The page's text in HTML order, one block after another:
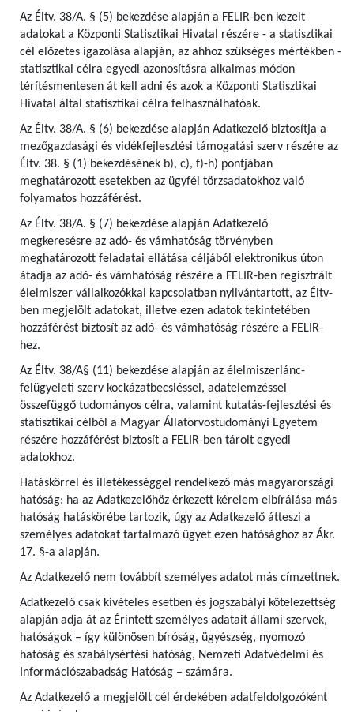
Az Éltv. 38/A. § (5) bekezdése alapján a FELIR-ben kezelt
adatokat a Központi Statisztikai Hivatal részére - a statisztikai
cél előzetes igazolása alapján, az ahhoz szükséges mértékben -
statisztikai célra egyedi azonosításra alkalmas módon
térítésmentesen át kell adni és azok a Központi Statisztikai
Hivatal által statisztikai célra felhasználhatóak.
Az Éltv. 38/A. § (6) bekezdése alapján Adatkezelő biztosítja a
mezőgazdasági és vidékfejlesztési támogatási szerv részére az
Éltv. 38. § (1) bekezdésének b), c), f)-h) pontjában
meghatározott esetekben az ügyfél törzsadatokhoz való
folyamatos hozzáférést.
Az Éltv. 38/A. § (7) bekezdése alapján Adatkezelő
megkeresésre az adó- és vámhatóság törvényben
meghatározott feladatai ellátása céljából elektronikus úton
átadja az adó- és vámhatóság részére a FELIR-ben regisztrált
élelmiszer vállalkozókkal kapcsolatban nyilvántartott, az Éltv-
ben megjelölt adatokat, illetve ezen adatok tekintetében
hozzáférést biztosít az adó- és vámhatóság részére a FELIR-
hez.
Az Éltv. 38/A§ (11) bekezdése alapján az élelmiszerlánc-
felügyeleti szerv kockázatbecsléssel, adatelemzéssel
összefüggő tudományos célra, valamint kutatás-fejlesztési és
statisztikai célból a Magyar Állatorvostudományi Egyetem
részére hozzáférést biztosít a FELIR-ben tárolt egyedi
adatokhoz.
Hatáskörrel és illetékességgel rendelkező más magyarországi
hatóság: ha az Adatkezelőhöz érkezett kérelem elbírálása más
hatóság hatáskörébe tartozik, úgy az Adatkezelő átteszi a
személyes adatokat tartalmazó ügyet ezen hatósághoz az Ákr.
17. §-a alapján.
Az Adatkezelő nem továbbít személyes adatot más címzettnek.
Adatkezelő csak kivételes esetben és jogszabályi kötelezettség
alapján adja át az Érintett személyes adatait állami szervek,
hatóságok – így különösen bíróság, ügyészség, nyomozó
hatóság és szabálysértési hatóság, Nemzeti Adatvédelmi és
Információszabadság Hatóság – számára.
Az Adatkezelő a megjelölt cél érdekében adatfeldolgozóként